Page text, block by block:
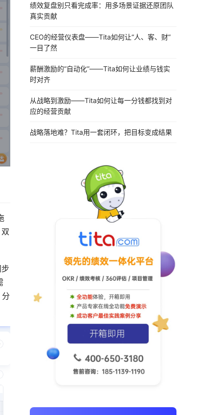
绩效复盘别只看完成率：用多场景证据还原团队
真实贡献
CEO的经营仪表盘——Tita如何让“人、客、财”
一目了然
薪酬激励的“自动化”——Tita如何让业绩与钱实
时对齐
从战略到激励——Tita如何让每一分钱都找到对
应的经营贡献
战略落地难？Tita用一套闭环，把目标变成结果